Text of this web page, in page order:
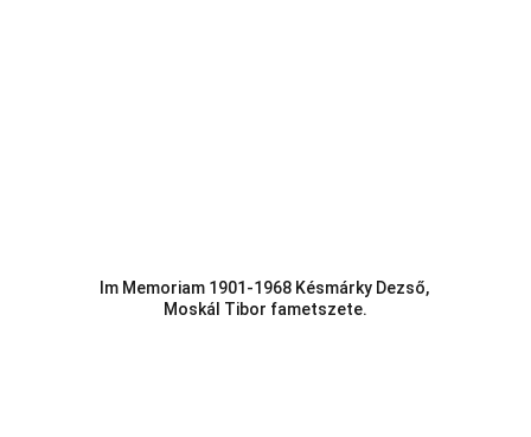
Im Memoriam 1901-1968 Késmárky Dezső,
Moskál Tibor fametszete.